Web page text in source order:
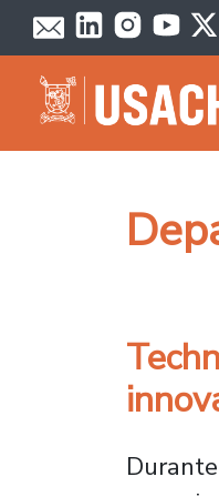
Pasar al contenido principal